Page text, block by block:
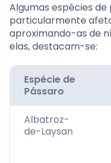
Algumas espécies
particularmente
aproximando-as de
elas, destacam-se:
Espécie de
Pássaro
Albatroz-
de-Laysan